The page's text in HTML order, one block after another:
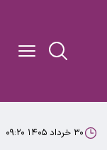
۳۰ خرداد ۱۴۰۵ ۰۹:۲۰